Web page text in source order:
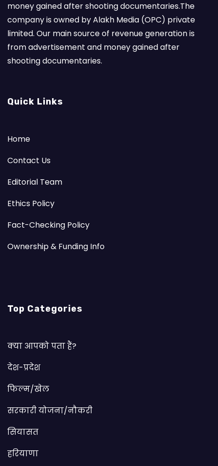
money gained after shooting documentaries.The
company is owned by Alakh Media (OPC) private
limited. Our main source of revenue generation is
from advertisement and money gained after
shooting documentaries.
Quick Links
Home
Contact Us
Editorial Team
Ethics Policy
Fact-Checking Policy
Ownership & Funding Info
Top Categories
क्या आपको पता हैं?
देश-प्रदेश
फिल्म/खेल
सरकारी योजना/नौकरी
सियासत
हरियाणा